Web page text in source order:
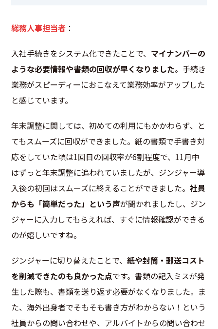
総務人事担当者 ：
入社手続きをシステム化できたことで、 マイナンバーの
ような必要情報や書類の回収が早くなりました。手続き
業務がスピーディーにおこなえて業務効率がアップした
と感じています。
年末調整に関しては、初めての利用にもかかわらず、と
てもスムーズに回収ができました。紙の書類で手書き対
応をしていた頃は1回目の回収率が6割程度で、11月中
はずっと年末調整に追われていましたが、ジンジャー導
入後の初回はスムーズに終えることができました。 社員
からも「簡単だった」という声が聞かれましたし、ジン
ジャーに入力してもらえれば、すぐに情報確認ができる
のが嬉しいですね。
ジンジャーに切り替えたことで、 紙や封筒・郵送コスト
を削減できたのも良かった点です。書類の記入ミスが発
生した際も、書類を送り返す必要がなくなりました。ま
た、海外出身者でそもそも書き方がわからない！という
社員からの問い合わせや、アルバイトからの問い合わせ